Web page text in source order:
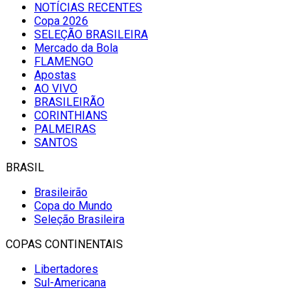
NOTÍCIAS RECENTES
Copa 2026
SELEÇÃO BRASILEIRA
Mercado da Bola
FLAMENGO
Apostas
AO VIVO
BRASILEIRÃO
CORINTHIANS
PALMEIRAS
SANTOS
BRASIL
Brasileirão
Copa do Mundo
Seleção Brasileira
COPAS CONTINENTAIS
Libertadores
Sul-Americana